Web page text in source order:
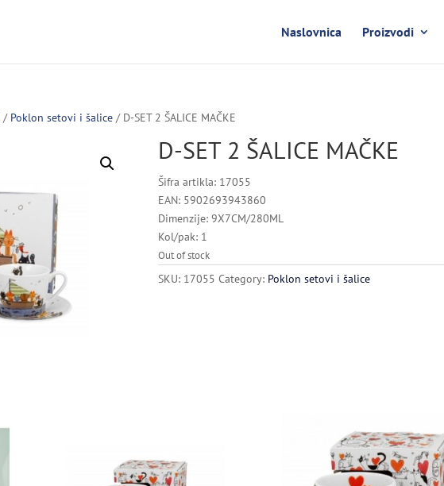
Naslovnica Proizvodi
/ Poklon setovi i šalice / D-SET 2 ŠALICE MAČKE
D-SET 2 ŠALICE MAČKE
Šifra artikla: 17055
EAN: 5902693943860
Dimenzije: 9X7CM/280ML
Kol/pak: 1
Out of stock
SKU: 17055 Category: Poklon setovi i šalice